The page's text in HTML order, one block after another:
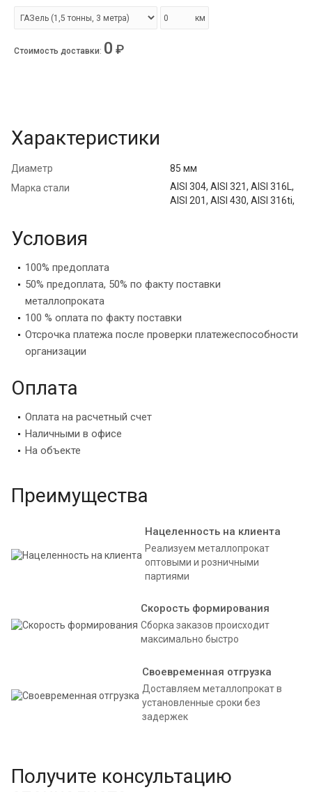
км
Стоимость доставки: 0 ₽
Характеристики
Диаметр
85 мм
Марка стали
AISI 304, AISI 321, AISI 316L,
AISI 201, AISI 430, AISI 316ti,
Условия
100% предоплата
50% предоплата, 50% по факту поставки
металлопроката
100 % оплата по факту поставки
Отсрочка платежа после проверки платежеспособности
организации
Оплата
Оплата на расчетный счет
Наличными в офисе
На объекте
Преимущества
Нацеленность на клиента
Реализуем металлопрокат
оптовыми и розничными
партиями
Скорость формирования
Сборка заказов происходит
максимально быстро
Своевременная отгрузка
Доставляем металлопрокат в
установленные сроки без
задержек
Получите консультацию